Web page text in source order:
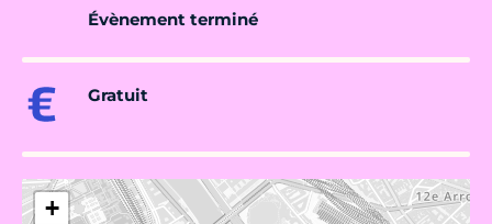
Évènement terminé
Gratuit
+